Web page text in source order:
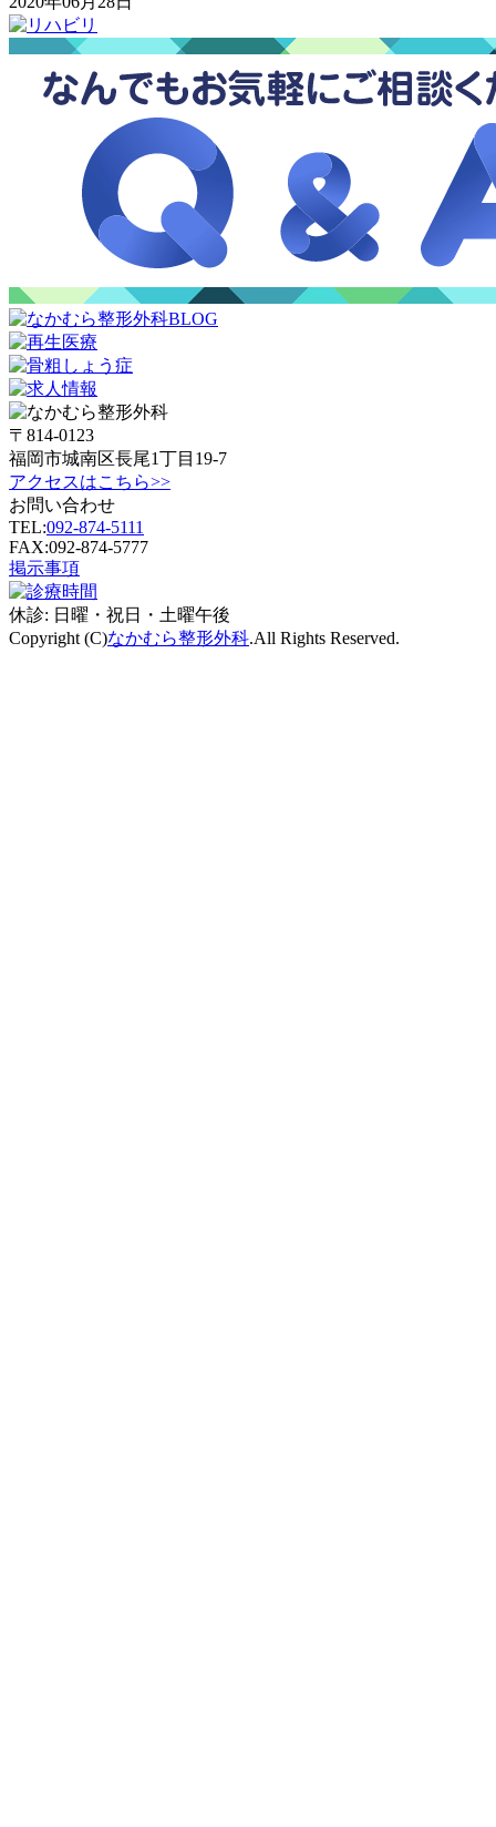
〒814-0123
福岡市城南区長尾1丁目19-7
アクセスはこちら>>
お問い合わせ
TEL:092-874-5111
FAX:092-874-5777
掲示事項
休診: 日曜・祝日・土曜午後
Copyright (C)なかむら整形外科.All Rights Reserved.